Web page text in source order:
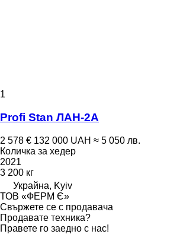
1
Profi Stan ЛАН-2А
2 578 € 132 000 UAH ≈ 5 050 лв.
Количка за хедер
2021
3 200 кг
Украйна, Kyiv
ТОВ «ФЕРМ Є»
Свържете се с продавача
Продавате техника?
Правете го заедно с нас!